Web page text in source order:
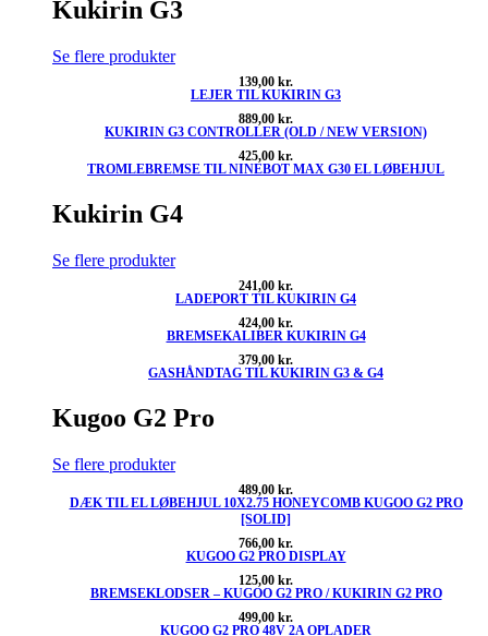
Kukirin G3
Se flere produkter
139,00 kr.
LEJER TIL KUKIRIN G3
889,00 kr.
KUKIRIN G3 CONTROLLER (OLD / NEW VERSION)
425,00 kr.
TROMLEBREMSE TIL NINEBOT MAX G30 EL LØBEHJUL
Kukirin G4
Se flere produkter
241,00 kr.
LADEPORT TIL KUKIRIN G4
424,00 kr.
BREMSEKALIBER KUKIRIN G4
379,00 kr.
GASHÅNDTAG TIL KUKIRIN G3 & G4
Kugoo G2 Pro
Se flere produkter
489,00 kr.
DÆK TIL EL LØBEHJUL 10X2.75 HONEYCOMB KUGOO G2 PRO
[SOLID]
766,00 kr.
KUGOO G2 PRO DISPLAY
125,00 kr.
BREMSEKLODSER – KUGOO G2 PRO / KUKIRIN G2 PRO
499,00 kr.
KUGOO G2 PRO 48V 2A OPLADER